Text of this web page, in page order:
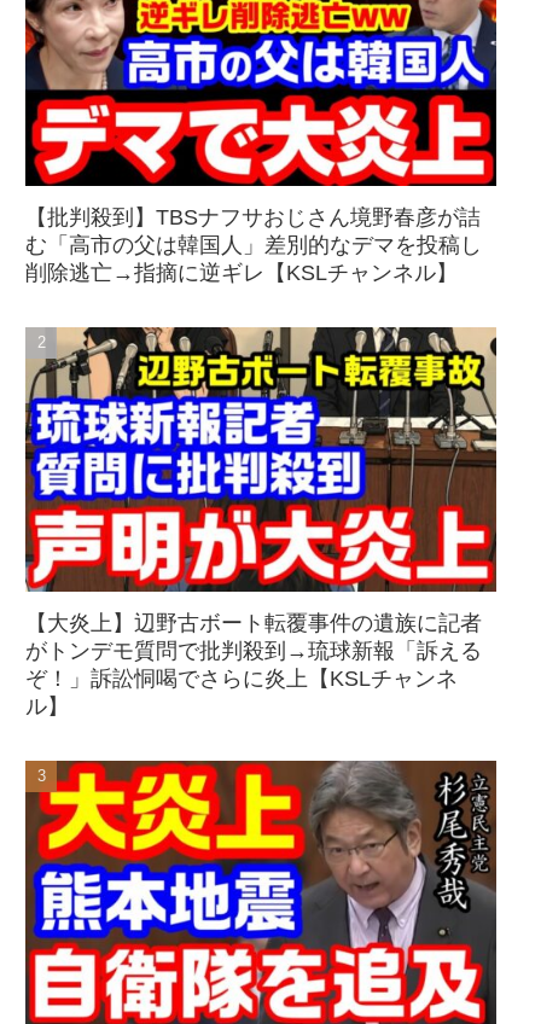
【批判殺到】TBSナフサおじさん境野春彦が詰
む「高市の父は韓国人」差別的なデマを投稿し
削除逃亡→指摘に逆ギレ【KSLチャンネル】
【大炎上】辺野古ボート転覆事件の遺族に記者
がトンデモ質問で批判殺到→琉球新報「訴える
ぞ！」訴訟恫喝でさらに炎上【KSLチャンネ
ル】